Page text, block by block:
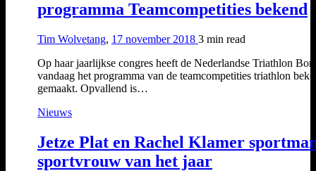
programma Teamcompetities bekend
Tim Wolvetang, 17 november 2018 3 min read
Op haar jaarlijkse congres heeft de Nederlandse Triathlon
vandaag het programma van de teamcompetities triathlon
gemaakt. Opvallend is…
Nieuws
Jetze Plat en Rachel Klamer
sportvrouw van het jaar